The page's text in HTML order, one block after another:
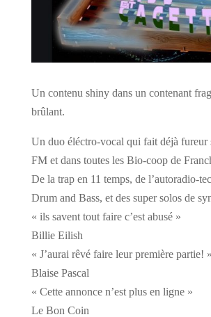
Un contenu shiny dans un contenant
brûlant.
Un duo éléctro-vocal qui fait déjà fureur
FM et dans toutes les Bio-coop de
De la trap en 11 temps, de l’autoradio-
Drum and Bass, et des super solos de
« ils savent tout faire c’est abusé »
Billie Eilish
« J’aurai rêvé faire leur première partie! »
Blaise Pascal
« Cette annonce n’est plus en ligne »
Le Bon Coin